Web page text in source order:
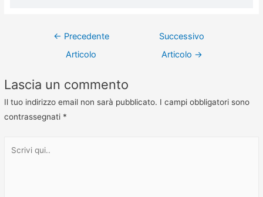
← Precedente
Articolo
Successivo
Articolo →
Lascia un commento
Il tuo indirizzo email non sarà pubblicato. I campi obbligatori sono
contrassegnati *